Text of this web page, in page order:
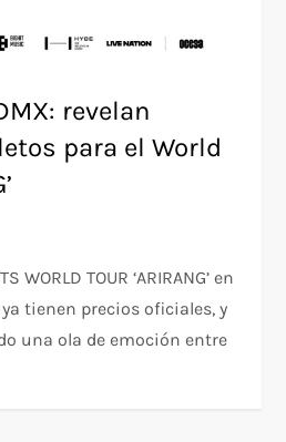
revelan
para el World
WORLD TOUR ‘ARIRANG’ en
tienen precios oficiales, y
una ola de emoción entre